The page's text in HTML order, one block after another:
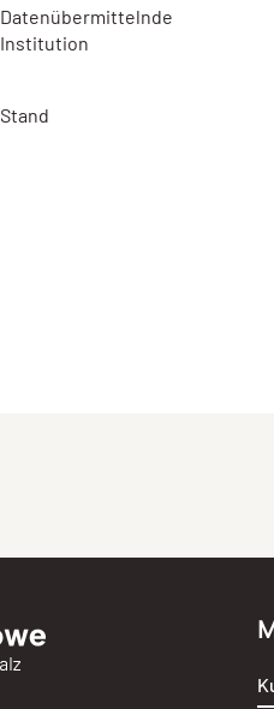
Datenübermittelnde
Institution
Stand